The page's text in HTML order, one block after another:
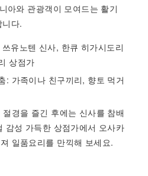
아와 관광객이 모여드는 활기
다.
쓰유노텐 신사, 한큐 히가시도리
상점가
: 가족이나 친구끼리, 향토 먹거
경을 즐긴 후에는 신사를 참배
감성 가득한 상점가에서 오사카
일품요리를 만끽해 보세요.